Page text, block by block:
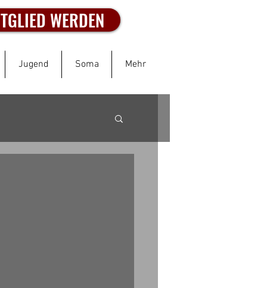
WERDEN
Jugend Soma Mehr